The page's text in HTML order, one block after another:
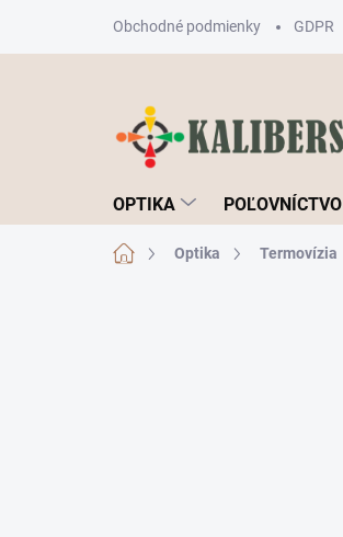
obsah
Obchodné podmienky GDPR
OPTIKA POĽOVNÍCTVO
DomovOptika Termovízia